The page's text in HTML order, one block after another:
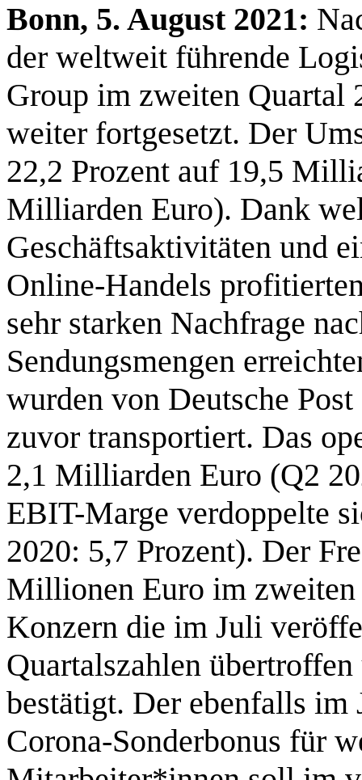
Bonn, 5. August 2021:
der weltweit führende
Group im zweiten Quartal
weiter fortgesetzt. Der
22,2 Prozent auf 19,5
Milliarden Euro). Dank
Geschäftsaktivitäten und
Online-Handels
sehr starken Nachfrage
Sendungsmengen
wurden von Deutsche
zuvor transportiert. Das
2,1 Milliarden Euro (Q2
EBIT-Marge verdoppelte
2020: 5,7 Prozent). Der
Millionen Euro im
Konzern die im Juli
Quartalszahlen
bestätigt. Der ebenfalls im
Corona-Sonderbonus für